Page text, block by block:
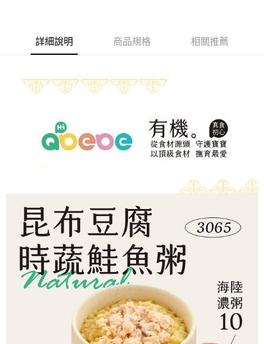
醒簡訊。
【注意事項】
1.本服務係由「台灣大哥大股份有限公司」（以下簡稱本公司）所提供，讓
買賣價金債權讓與本公司後，依約使用本公司帳單繳交帳款。
2.基於同意付款使用「大哥付你分期」之契約關係目的，商店將以您的個人
資料（包含姓名、電話或地址）提供予台灣大哥大進項蒐集、處理及利用，
由本公司與您本人進行分期帳單所需資料之確認、核對及更正。
https://oppay.tw/userRule
１．於結帳方式選擇「AFTEE先享後付」後，將跳轉至「AFTEE先享後付」
結帳頁面，進行簡訊認證並確認金額後，即可完成結帳。
ATM／網路銀行／等多元方式進行付款，方視為交易完成。
※ 交易是否成功請以「AFTEE先享後付 」之結帳頁面顯示為準，若有關於
是否繳費成功／繳費後需取消欲退款等相關疑問，請聯繫「AFTEE先享後付
客戶支援中心」https://netprotections.freshdesk.com/support/home
１．透過由恩沛科技股份有限公司提供之「AFTEE先享後付」服務完成之交
易，需依本服務之必要範圍內提供個人資料，並將交易相關給付款項請求債
２．關於個人資料處理事宜，請瀏覽以下網址：
https://aftee.tw/terms/#terms3
３．未成年的使用者請事先徵得法定代理人或監護人之同意方可使用
「AFTEE先享後付」，若未經同意申辦者引起之損失，本公司不負相關責
任。
４．使用「AFTEE先享後付」時，將依據個別帳號之用戶狀況，依本公司即
時審查核予不同之上限額度；若仍有額度不足之情形，本公司將視審查結果
請求用戶進行身份認證。
５．嚴禁一人註冊多個帳號或使用他人資訊註冊。若發現惡意使用之情形，
恩沛科技股份有限公司將有權停止該用戶之使用額度並採取法律行動。
冷凍7-11取貨(快速到店)
冷凍宅配-本島
冷凍宅配-離島
每筆NT$260
詳細說明 商品規格 相關推薦